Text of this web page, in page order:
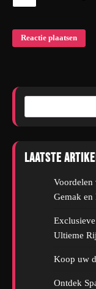
Laatste
Voordelen
Gemak en
Ultieme
Koop uw
Ontdek